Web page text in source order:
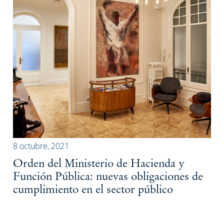
8 octubre, 2021
Orden del Ministerio de Hacienda y
Función Pública: nuevas obligaciones de
cumplimiento en el sector público